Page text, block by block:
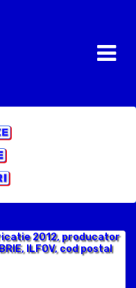
2012, producator
ILFOV, cod postal